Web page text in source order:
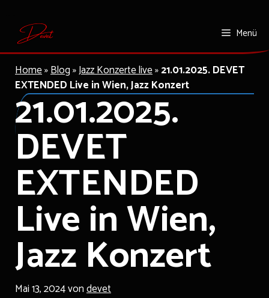
Inhalt
springen
Menü
Home»Blog»Jazz Konzerte live»21.01.2025. DEVET
EXTENDED Live in Wien, Jazz Konzert
21.01.2025.
DEVET
EXTENDED
Live in Wien,
Jazz Konzert
Mai 13, 2024vondevet